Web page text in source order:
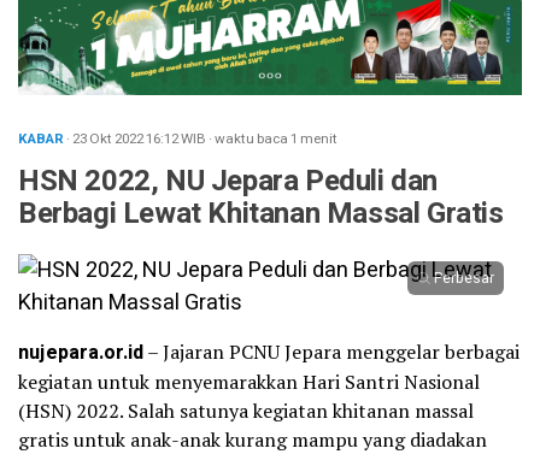
KABAR · 23 Okt 202216:12WIB ·waktu baca 1 menit
HSN 2022, NU Jepara Peduli dan
Berbagi Lewat Khitanan Massal Gratis
Perbesar
nujepara.or.id– Jajaran PCNU Jepara menggelar berbagai
kegiatan untuk menyemarakkan Hari Santri Nasional
(HSN) 2022. Salah satunya kegiatan khitanan massal
gratis untuk anak-anak kurang mampu yang diadakan